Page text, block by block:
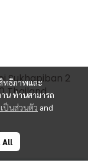
ทธิภาพและ
น ท่านสามารถ
ป็นส่วนตัว and
All
Sukhapiban 2
Thailand